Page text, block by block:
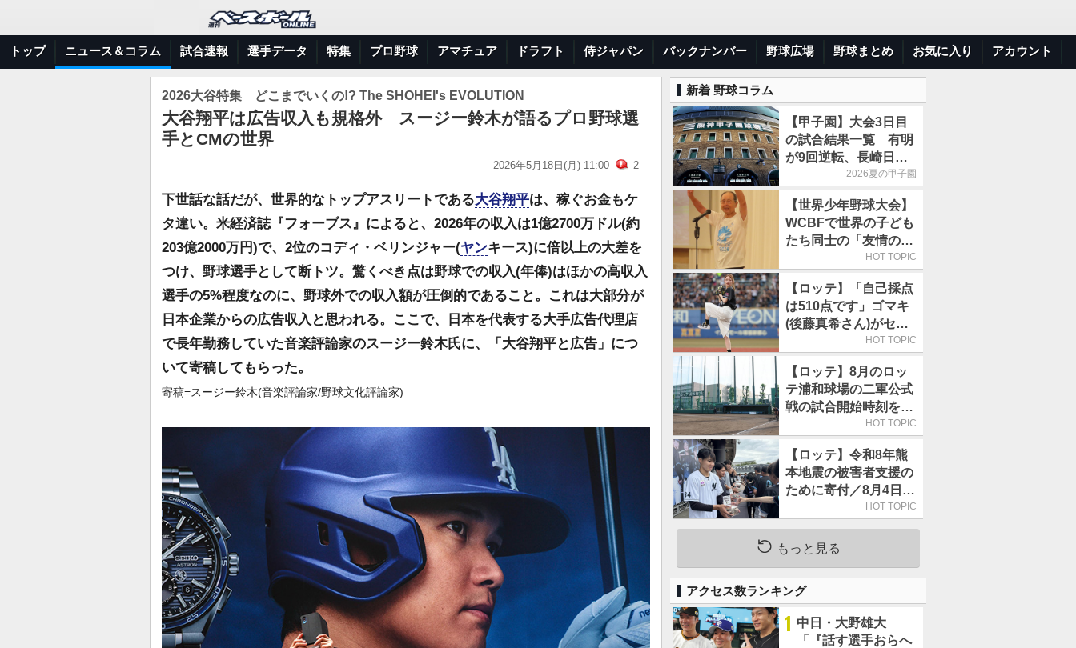
トップ ニュース＆コラム 試合速報 選手データ 特集 プロ野球 アマチュア ドラフト 侍ジャパン バックナンバー 野球広場 野球まとめ お気に入り アカウント
2026大谷特集 どこまでいくの!? The SHOHEI's EVOLUTION
大谷翔平は広告収入も規格外 スージー鈴木が語るプロ野球選
手とCMの世界
2026年5月18日(月) 11:00 2
下世話な話だが、世界的なトップアスリートである大谷翔平は、稼ぐお金もケ
タ違い。米経済誌『フォーブス』によると、2026年の収入は1億2700万ドル(約
203億2000万円)で、2位のコディ・ベリンジャー(ヤンキース)に倍以上の大差を
つけ、野球選手として断トツ。驚くべき点は野球での収入(年俸)はほかの高収入
選手の5%程度なのに、野球外での収入額が圧倒的であること。これは大部分が
日本企業からの広告収入と思われる。ここで、日本を代表する大手広告代理店
で長年勤務していた音楽評論家のスージー鈴木氏に、「大谷翔平と広告」につ
いて寄稿してもらった。
寄稿=スージー鈴木(音楽評論家/野球文化評論家)
新着 野球コラム
【甲子園】大会3日目
の試合結果一覧 有明
が9回逆転、長崎日大
は15得点で大勝2026夏の甲子園
【世界少年野球大会】
WCBFで世界の子ども
たち同士の「友情の
輪」が広がる理由HOT TOPIC
【ロッテ】「自己採点
は510点です」ゴマキ
(後藤真希さん)がセレ
モニアルピッチHOT TOPIC
【ロッテ】8月のロッ
テ浦和球場の二軍公式
戦の試合開始時刻を午
前10時30分に変更HOT TOPIC
【ロッテ】令和8年熊
本地震の被害者支援の
ために寄付／8月4日に
は選手たちが募金箱を
HOT TOPIC
もっと見る
アクセス数ランキング
1 中日・大野雄大
「『話す選手おらへ